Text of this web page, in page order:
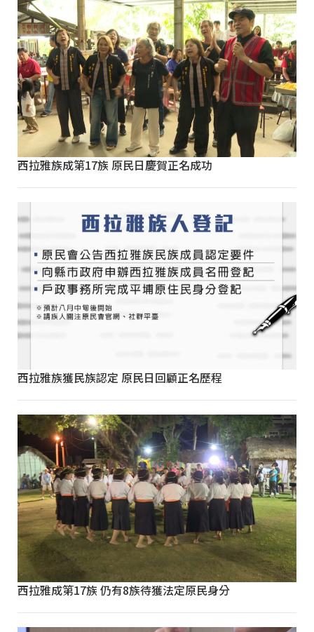
西拉雅族成第17族 原民日慶賀正名成功
西拉雅族獲民族認定 原民日回顧正名歷程
西拉雅成第17族 仍有8族待獲法定原民身分